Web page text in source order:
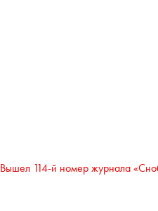
Вышел 114-й номер журнала